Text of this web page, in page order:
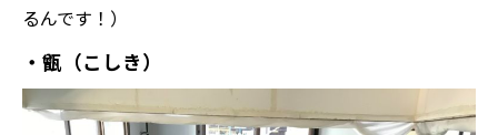
るんです！）
・甑（こしき）